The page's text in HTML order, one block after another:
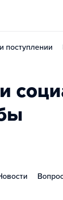
поступлении